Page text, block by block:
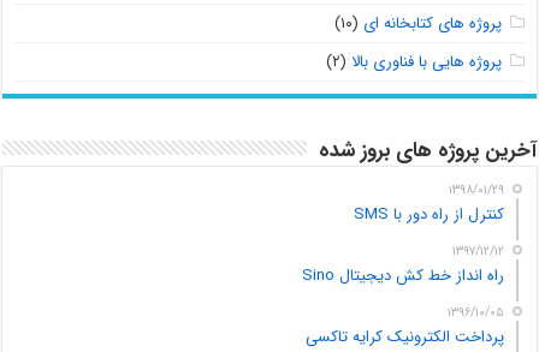
پروژه های کتابخانه ای (۱۰)
پروژه هایی با فناوری بالا (۲)
آخرین پروژه های بروز شده
۱۳۹۸/۰۱/۲۹
کنترل از راه دور با SMS
۱۳۹۷/۱۲/۱۲
راه انداز خط کش دیجیتال Sino
۱۳۹۶/۱۰/۰۵
پرداخت الکترونیک کرایه تاکسی